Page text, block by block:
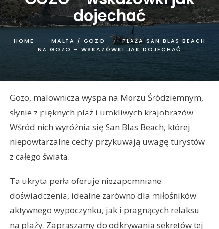
dojechać
HOME MALTA / GOZO
PLAŻA SAN BLAS BEACH
NA GOZO – WSKAZÓWKI JAK DOJECHAĆ
Gozo, malownicza wyspa na Morzu Śródziemnym,
słynie z pięknych plaż i urokliwych krajobrazów.
Wśród nich wyróżnia się San Blas Beach, której
niepowtarzalne cechy przykuwają uwagę turystów
z całego świata.
Ta ukryta perła oferuje niezapomniane
doświadczenia, idealne zarówno dla miłośników
aktywnego wypoczynku, jak i pragnących relaksu
na plaży. Zapraszamy do odkrywania sekretów tej